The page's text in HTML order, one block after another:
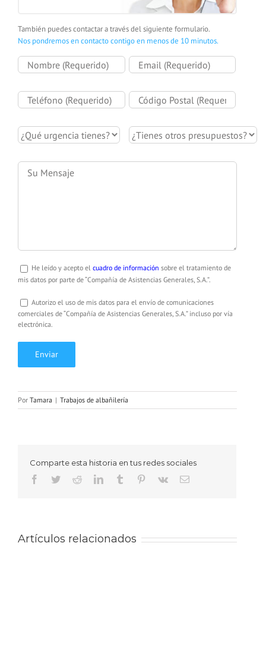
También puedes contactar a través del siguiente formulario.
Nos pondremos en contacto contigo en menos de 10 minutos.
He leído y acepto el cuadro de información sobre el tratamiento de
mis datos por parte de “Compañía de Asistencias Generales, S.A.”.
Autorizo el uso de mis datos para el envío de comunicaciones
comerciales de “Compañía de Asistencias Generales, S.A.” incluso por vía
electrónica.
Por Tamara | Trabajos de albañilería
Comparte esta historia en tus redes sociales
Facebook
TwitterRedditLinkedInTumblr Pinterest
Vk
Correo
Artículos relacionados